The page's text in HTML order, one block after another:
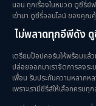
นอน ทุกเรื่องในหมวด ดูซีรี่ย์
เข้ามา ดูซีรี่ออนไลน์ ของคุณ
ไม่พลาดทุกอีพีดัง ดู
เตรียมป๊อปคอร์นให้พร้อมแล้
ปล่อยออกมาเราจัดการลงร
เพื่อน รับประกันความหลากห
เพราะเรามีซีรีส์ให้เลือกคร